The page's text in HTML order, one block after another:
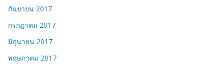
กันยายน 2017
กรกฎาคม 2017
มิถุนายน 2017
พฤษภาคม 2017